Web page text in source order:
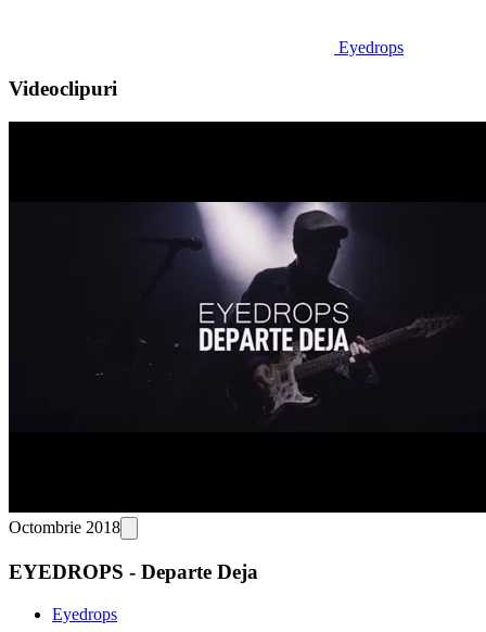
Eyedrops
Videoclipuri
Octombrie 2018
EYEDROPS - Departe Deja
Eyedrops